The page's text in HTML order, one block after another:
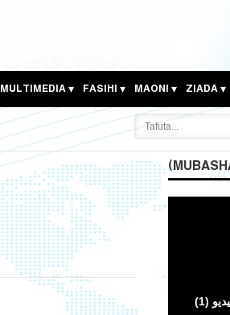
MULTIMEDIA FASIHI MAONI ZIADA